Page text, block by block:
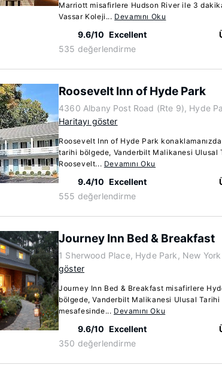
Marriott misafirlere Hudson River ile 3
Vassar Koleji... Devamını Oku
9.6/10 Excellent
535 değerlendirme
Roosevelt Inn of Hyde Park
4360 Albany Post Road (Rte 9), Hyde
Haritayı göster
Roosevelt Inn of Hyde Park
tarihi bölgede, Vanderbilt Malikanesi Ulusal
Roosevelt... Devamını Oku
9.4/10 Excellent
555 değerlendirme
Journey Inn Bed & Breakfast
1 Sherwood Place, Hyde Park, New
göster
Journey Inn Bed & Breakfast misafirlere
bölgede, Vanderbilt Malikanesi Ulusal
mesafesinde... Devamını Oku
9.6/10 Excellent
350 değerlendirme